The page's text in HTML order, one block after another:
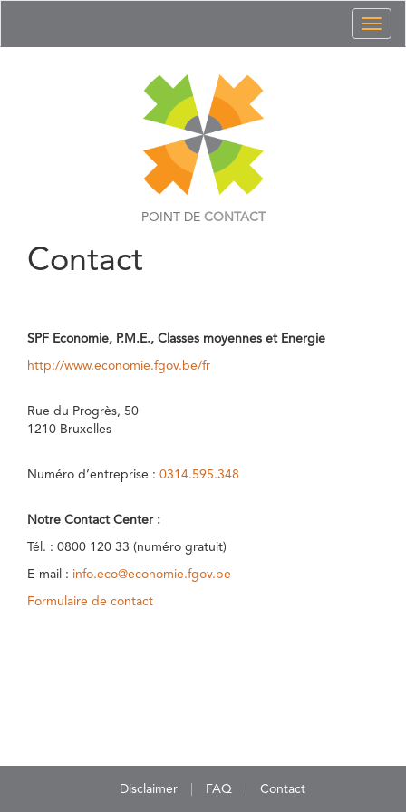
POINT DE CONTACT
Contact
SPF Economie, P.M.E., Classes moyennes et Energie
http://www.economie.fgov.be/fr
Rue du Progrès, 50
1210 Bruxelles
Numéro d’entreprise : 0314.595.348
Notre Contact Center :
Tél. : 0800 120 33 (numéro gratuit)
E-mail : info.eco@economie.fgov.be
Formulaire de contact
Disclaimer FAQ Contact